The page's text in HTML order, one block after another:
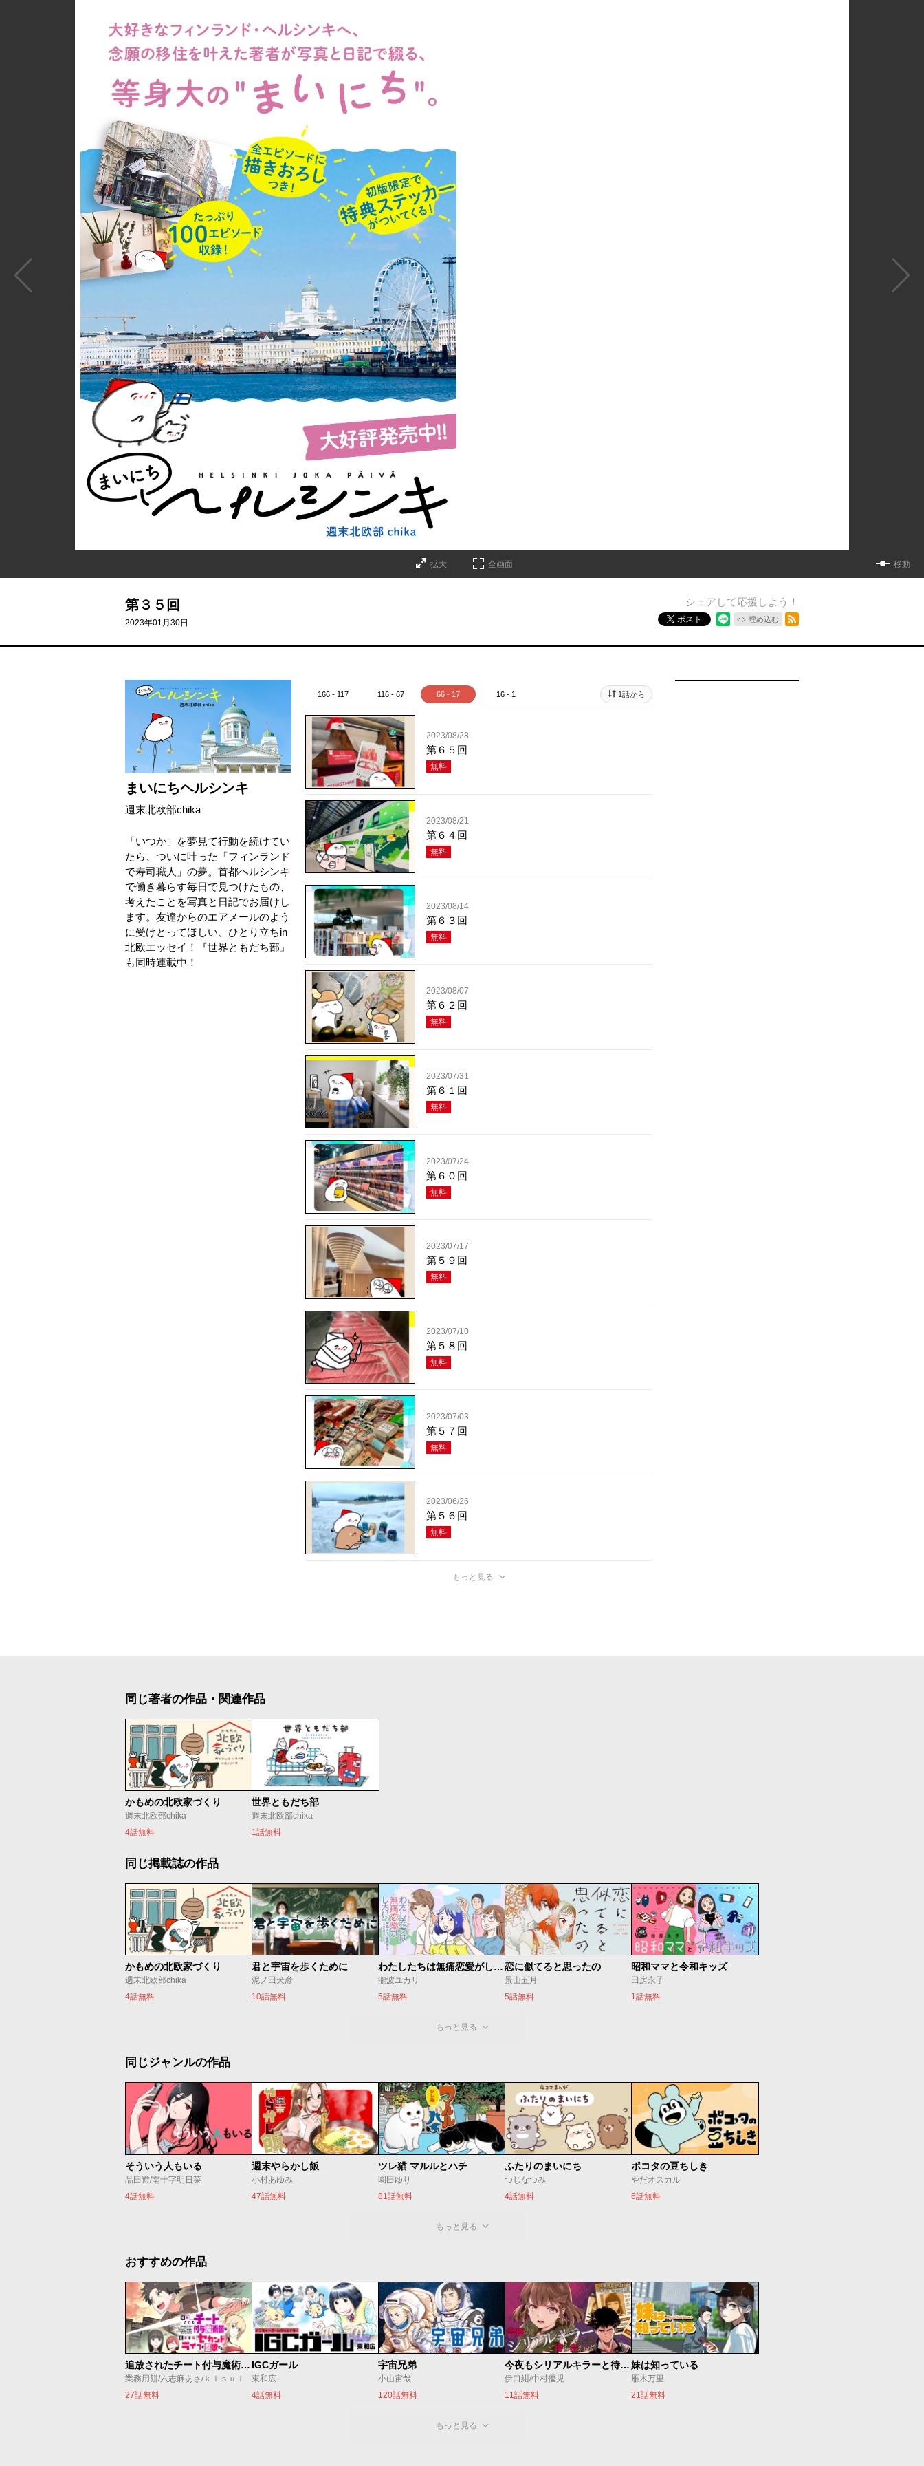
詳細ページへのリンク
拡大 全画面 移動
第３５回
2023年01月30日
シェアして応援しよう！
ポスト 埋め込む
まいにちヘルシンキ
週末北欧部chika
「いつか」を夢見て行動を続けてい
たら、ついに叶った「フィンランド
で寿司職人」の夢。首都ヘルシンキ
で働き暮らす毎日で見つけたもの、
考えたことを写真と日記でお届けし
ます。友達からのエアメールのよう
に受けとってほしい、ひとり立ちin
北欧エッセイ！ 『世界ともだち部』
も同時連載中！
166 - 117 116 - 67 66 - 17 16 - 1 1話から
2023/08/28
第６５回
無料
2023/08/21
第６４回
無料
2023/08/14
第６３回
無料
2023/08/07
第６２回
無料
2023/07/31
第６１回
無料
2023/07/24
第６０回
無料
2023/07/17
第５９回
無料
2023/07/10
第５８回
無料
2023/07/03
第５７回
無料
2023/06/26
第５６回
無料
もっと見る
同じ著者の作品・関連作品
かもめの北欧家づくり
週末北欧部chika
4話無料
世界ともだち部
週末北欧部chika
1話無料
同じ掲載誌の作品
かもめの北欧家づくり
週末北欧部chika
4話無料
君と宇宙を歩くために
泥ノ田犬彦
10話無料
わたしたちは無痛恋愛がしたい 〜鍵垢女子と星屑男子とフェミおじさん〜
瀧波ユカリ
5話無料
恋に似てると思ったの
景山五月
5話無料
昭和ママと令和キッズ
田房永子
1話無料
もっと見る
同じジャンルの作品
そういう人もいる
品田遊/南十字明日菜
4話無料
週末やらかし飯
小村あゆみ
47話無料
ツレ猫 マルルとハチ
園田ゆり
81話無料
ふたりのまいにち
つじなつみ
4話無料
ポコタの豆ちしき
やだオスカル
6話無料
もっと見る
おすすめの作品
追放されたチート付与魔術師は気ままなセカンドライフを謳歌する。 ～俺は武器だけじゃなく、あらゆるものに『強化ポイント』を付与できるし、俺の意思でいつでも効果を解除できるけど、残った人たち大丈夫？～
業務用餅/六志麻あさ/ｋｉｓｕｉ
27話無料
IGCガール
東和広
4話無料
宇宙兄弟
小山宙哉
120話無料
今夜もシリアルキラーと待ち合わせ
伊口紺/中村優児
11話無料
妹は知っている
雁木万里
21話無料
もっと見る